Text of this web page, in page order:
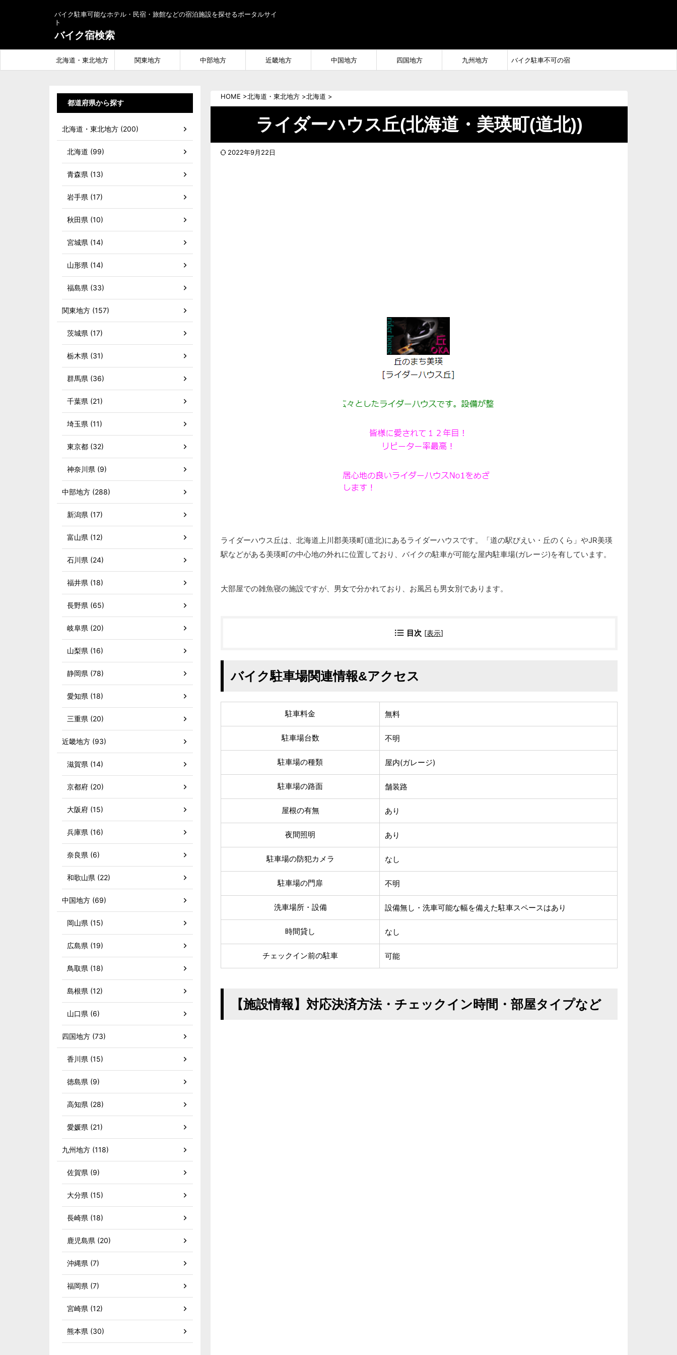
バイク駐車可能なホテル・民宿・旅館などの宿泊施設を探せるポータルサイ
ト
バイク宿検索
北海道・東北地方 関東地方 中部地方 近畿地方 中国地方 四国地方 九州地方 バイク駐車不可の宿
HOME >北海道・東北地方 >北海道 >
ライダーハウス丘(北海道・美瑛町(道北))
2022年9月22日
ライダーハウス丘は、北海道上川郡美瑛町(道北)にあるライダーハウスです。「道の駅びえい・丘のくら」やJR美瑛
駅などがある美瑛町の中心地の外れに位置しており、バイクの駐車が可能な屋内駐車場(ガレージ)を有しています。
大部屋での雑魚寝の施設ですが、男女で分かれており、お風呂も男女別であります。
目次 [表示]
バイク駐車場関連情報&アクセス
駐車料金 無料
駐車場台数 不明
駐車場の種類 屋内(ガレージ)
駐車場の路面 舗装路
屋根の有無 あり
夜間照明 あり
駐車場の防犯カメラ なし
駐車場の門扉 不明
洗車場所・設備 設備無し・洗車可能な幅を備えた駐車スペースはあり
時間貸し なし
チェックイン前の駐車 可能
【施設情報】対応決済方法・チェックイン時間・部屋タイプなど
都道府県から探す
北海道・東北地方 (200)
北海道 (99)
青森県 (13)
岩手県 (17)
秋田県 (10)
宮城県 (14)
山形県 (14)
福島県 (33)
関東地方 (157)
茨城県 (17)
栃木県 (31)
群馬県 (36)
千葉県 (21)
埼玉県 (11)
東京都 (32)
神奈川県 (9)
中部地方 (288)
新潟県 (17)
富山県 (12)
石川県 (24)
福井県 (18)
長野県 (65)
岐阜県 (20)
山梨県 (16)
静岡県 (78)
愛知県 (18)
三重県 (20)
近畿地方 (93)
滋賀県 (14)
京都府 (20)
大阪府 (15)
兵庫県 (16)
奈良県 (6)
和歌山県 (22)
中国地方 (69)
岡山県 (15)
広島県 (19)
鳥取県 (18)
島根県 (12)
山口県 (6)
四国地方 (73)
香川県 (15)
徳島県 (9)
高知県 (28)
愛媛県 (21)
九州地方 (118)
佐賀県 (9)
大分県 (15)
長崎県 (18)
鹿児島県 (20)
沖縄県 (7)
福岡県 (7)
宮崎県 (12)
熊本県 (30)